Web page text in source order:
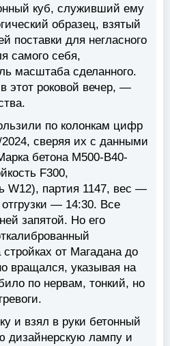
куб, служивший ему
образец, взятый
поставки для негласного
самого себя,
масштаба сделанного.
этот роковой вечер, —
по колонкам цифр
сверяя их с данными
бетона М500-B40-
F300,
W12), партия 1147, вес —
— 14:30. Все
запятой. Но его
от Магадана до
вращался, указывая на
по нервам, тонкий, но
и взял в руки бетонный
дизайнерскую лампу и